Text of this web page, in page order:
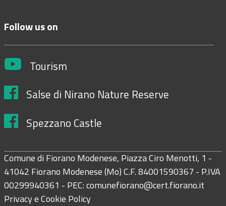
Follow us on
Tourism
Salse di Nirano Nature Reserve
Spezzano Castle
Comune di Fiorano Modenese, Piazza Ciro Menotti, 1 -
41042 Fiorano Modenese (Mo) C.F. 84001590367 - P.IVA
00299940361 - PEC:comunefiorano@cert.fiorano.it
Privacy e Cookie Policy